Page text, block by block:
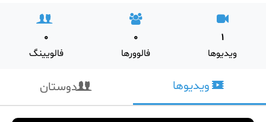
1
ویدیوها
0
فالوورها
0
فالویینگ
ویدیوها دوستان